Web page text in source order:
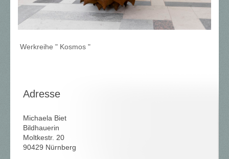
Werkreihe " Kosmos "
Adresse
Michaela Biet
Bildhauerin
Moltkestr. 20
90429 Nürnberg